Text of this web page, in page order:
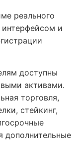
реального
интерфейсом и
доступны
активами.
торговля,
стейкинг,
дополнительные